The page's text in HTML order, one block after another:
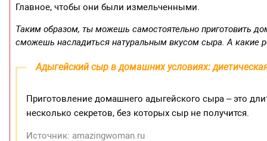
Главное, чтобы они были измельченными.
Таким образом, ты можешь самостоятельно приготовить
сможешь насладиться натуральным вкусом сыра. А какие
Адыгейский сыр в домашних условиях:
Приготовление домашнего адыгейского сыра – это
несколько секретов, без которых сыр не получится.
Источник: amazingwoman.ru